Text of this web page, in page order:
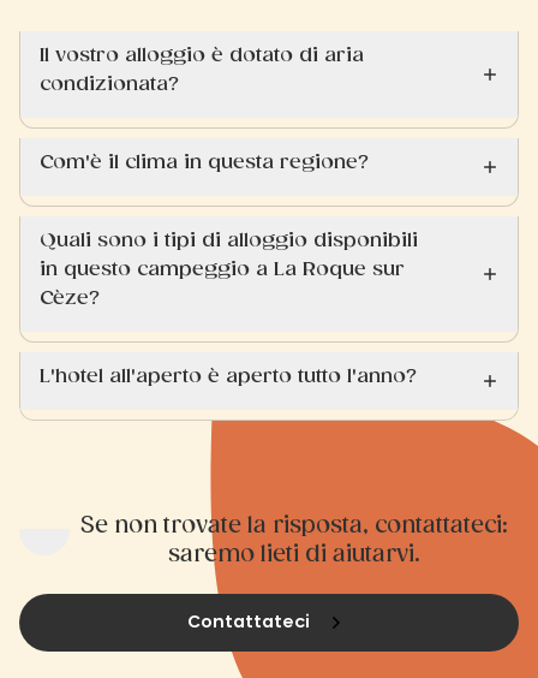
Il vostro alloggio è dotato di aria
condizionata?
Com'è il clima in questa regione?
Quali sono i tipi di alloggio disponibili
in questo campeggio a La Roque sur
Cèze?
L'hotel all'aperto è aperto tutto l'anno?
Se non trovate la risposta, contattateci:
saremo lieti di aiutarvi.
Contattateci